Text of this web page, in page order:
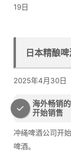
19日
日本精酿
2025年4月30日
海外畅销
开始销售
冲绳啤酒公司开
啤酒。